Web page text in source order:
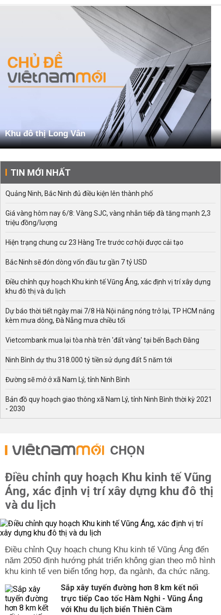
Khu đô thị Long Vân
TIN MỚI NHẤT
Quảng Ninh, Bắc Ninh đủ điều kiện lên thành phố
Giá vàng hôm nay 6/8: Vàng SJC, vàng nhẫn tiếp đà tăng mạnh 2,3
triệu đồng/lượng
Hiện trạng chung cư 23 Hàng Tre trước cơ hội được cải tạo
Bắc Ninh sẽ đón dòng vốn đầu tư gần 7 tỷ USD
Điều chỉnh quy hoạch Khu kinh tế Vũng Áng, xác định vị trí xây dựng
khu đô thị và du lịch
Dự báo thời tiết ngày mai 7/8 Hà Nội nắng nóng trở lại, TP HCM nắng
kèm mưa dông, Đà Nẵng mưa chiều tối
Vietcombank mua lại tòa nhà trên 'đất vàng' tại bến Bạch Đằng
Ninh Bình dự thu 318.000 tỷ tiền sử dụng đất 5 năm tới
Đường sẽ mở ở xã Nam Lý, tỉnh Ninh Bình
Bản đồ quy hoạch giao thông xã Nam Lý, tỉnh Ninh Bình thời kỳ 2021
- 2030
CHỌN
Điều chỉnh quy hoạch Khu kinh tế Vũng
Áng, xác định vị trí xây dựng khu đô thị
và du lịch
Điều chỉnh Quy hoạch chung Khu kinh tế Vũng Áng đến
năm 2050 định hướng phát triển không gian theo mô hình
khu kinh tế ven biển tổng hợp, đa ngành, đa chức năng.
Sắp xây tuyến đường hơn 8 km kết nối
trực tiếp Cao tốc Hàm Nghi - Vũng Áng
với Khu du lịch biển Thiên Cầm